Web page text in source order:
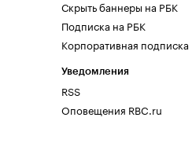
Скрыть баннеры на РБК
Подписка на РБК
Корпоративная подписка
Уведомления
RSS
Оповещения RBC.ru